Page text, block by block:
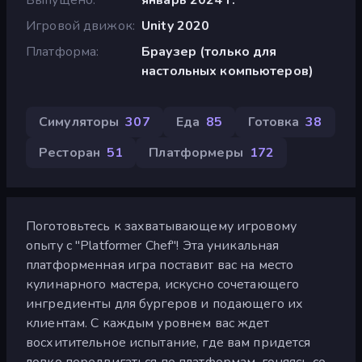
Игровой движок Unity 2020
Платформа
Браузер (только для
настольных компьютеров)
Симуляторы 307 Еда 85 Готовка 38
Ресторан 51 Платформеры 172
Поготовьтесь к захватывающему игровому
опыту с "Platformer Chef"! Эта уникальная
платформенная игра поставит вас на место
кулинарного мастера, искусно сочетающего
ингредиенты для бургеров и подающего их
клиентам. С каждым уровнем вас ждет
восхитительное испытание, где вам придется